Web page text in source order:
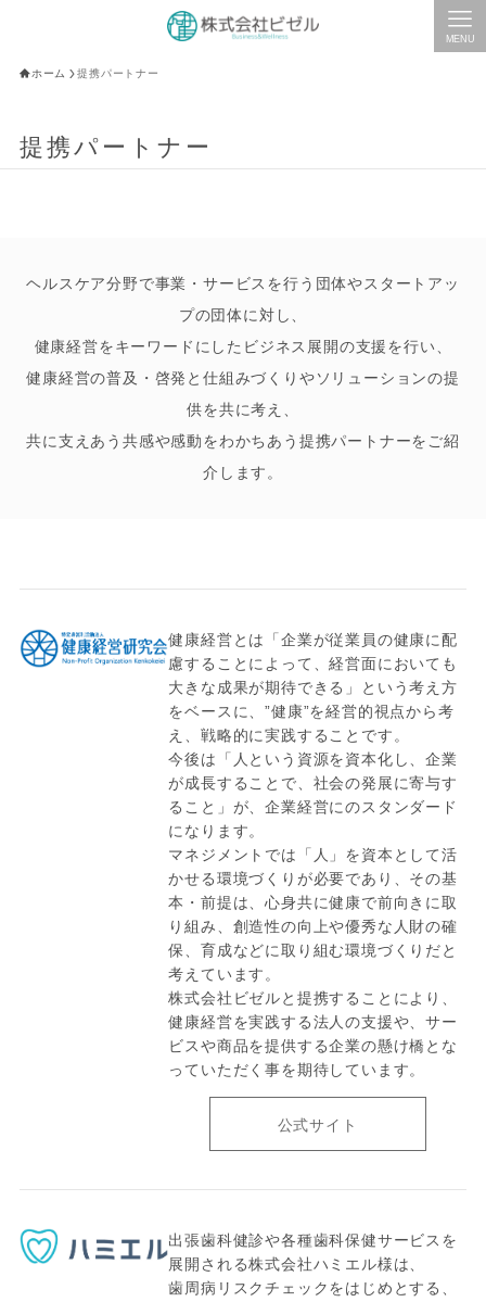
MENU
ホーム 提携パートナー
提携パートナー
ヘルスケア分野で事業・サービスを行う団体やスタートアッ
プの団体に対し、
健康経営をキーワードにしたビジネス展開の支援を行い、
健康経営の普及・啓発と仕組みづくりやソリューションの提
供を共に考え、
共に支えあう共感や感動をわかちあう提携パートナーをご紹
介します。
健康経営とは「企業が従業員の健康に配
慮することによって、経営面においても
大きな成果が期待できる」という考え方
をベースに、”健康”を経営的視点から考
え、戦略的に実践することです。
今後は「人という資源を資本化し、企業
が成長することで、社会の発展に寄与す
ること」が、企業経営にのスタンダード
になります。
マネジメントでは「人」を資本として活
かせる環境づくりが必要であり、その基
本・前提は、心身共に健康で前向きに取
り組み、創造性の向上や優秀な人財の確
保、育成などに取り組む環境づくりだと
考えています。
株式会社ビゼルと提携することにより、
健康経営を実践する法人の支援や、サー
ビスや商品を提供する企業の懸け橋とな
っていただく事を期待しています。
公式サイト
出張歯科健診や各種歯科保健サービスを
展開される株式会社ハミエル様は、
歯周病リスクチェックをはじめとする、